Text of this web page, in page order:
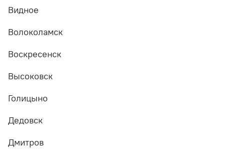
Видное
Волоколамск
Воскресенск
Высоковск
Голицыно
Дедовск
Дмитров